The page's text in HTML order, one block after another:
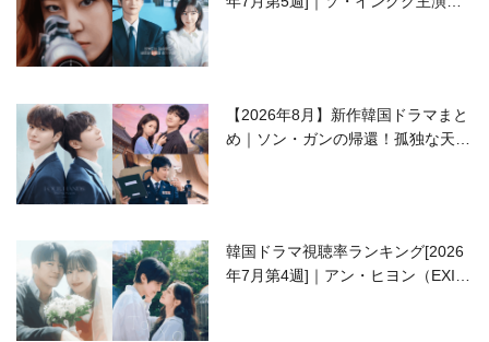
【2026年8月】新作韓国ドラマまと
め｜ソン・ガンの帰還！孤独な天才
韓国ドラマ視聴率ランキング[2026
年7月第4週]｜アン・ヒヨン（EXID